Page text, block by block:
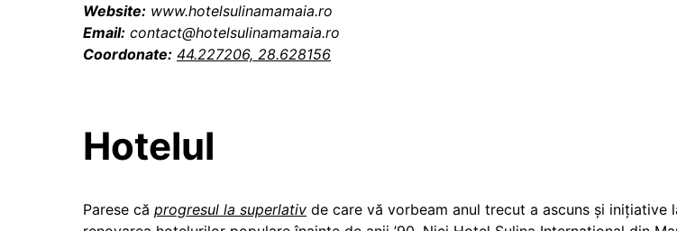
Website: www.hotelsulinamamaia.ro
Email: contact@hotelsulinamamaia.ro
Coordonate: 44.227206, 28.628156
Hotelul
Parese că progresul la superlativ de care vă vorbeam anul trecut a ascuns și inițiative